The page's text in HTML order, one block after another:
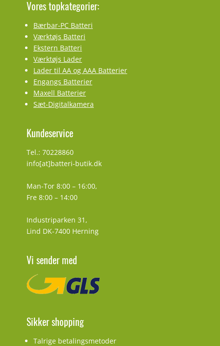
Vores topkategorier:
Bærbar-PC Batteri
Værktøjs Batteri
Ekstern Batteri
Værktøjs Lader
Lader til AA og AAA Batterier
Engangs Batterier
Maxell Batterier
Sæt-Digitalkamera
Kundeservice
Tel.: 70228860
info[at]batteri-butik.dk
Man-Tor 8:00 – 16:00,
Fre 8:00 – 14:00
Industriparken 31,
Lind DK-7400 Herning
Vi sender med
Sikker shopping
Talrige betalingsmetoder